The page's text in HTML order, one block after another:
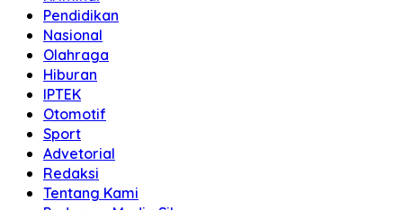
Pendidikan
Nasional
Olahraga
Hiburan
IPTEK
Otomotif
Sport
Advetorial
Redaksi
Tentang Kami